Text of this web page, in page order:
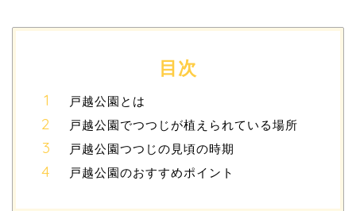
目次
戸越公園とは
戸越公園でつつじが植えられている場所
戸越公園つつじの見頃の時期
戸越公園のおすすめポイント